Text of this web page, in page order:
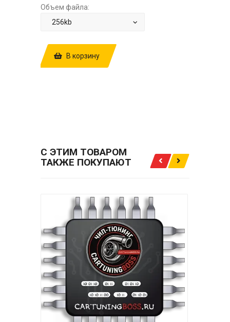
Объем файла:
В корзину
С ЭТИМ ТОВАРОМ
ТАКЖЕ ПОКУПАЮТ